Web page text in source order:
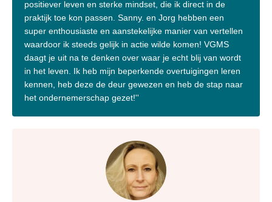
positiever leven en sterke mindset, die ik direct in de
praktijk toe kon passen. Sanny. en Jorg hebben een
super enthousiaste en aanstekelijke manier van vertellen
waardoor ik steeds gelijk in actie wilde komen! VGMS
daagt je uit na te denken over waar je echt blij van wordt
in het leven. Ik heb mijn beperkende overtuigingen leren
kennen, heb deze de deur gewezen en heb de stap naar
het ondernemerschap gezet!''